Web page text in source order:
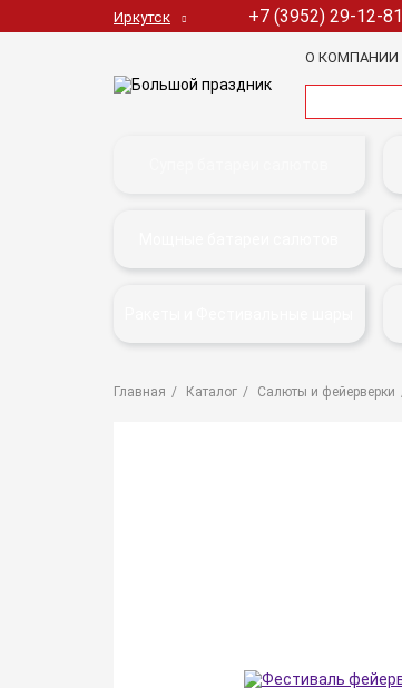
Иркутск +7 (3952) 29-12-81
О КОМПАНИИ
Главная Каталог Салюты и фейерверки